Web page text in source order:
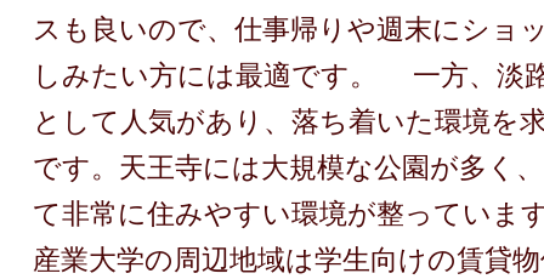
スも良いので、仕事帰りや週末にショ
しみたい方には最適です。 一方、淡
として人気があり、落ち着いた環境を
です。天王寺には大規模な公園が多く
て非常に住みやすい環境が整ってい
産業大学の周辺地域は学生向けの賃貸